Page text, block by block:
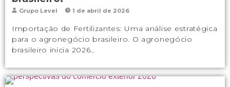
Grupo Level 1 de abril de 2026
Importação de Fertilizantes: Uma análise estratégica
para o agronegócio brasileiro. O agronegócio
brasileiro inicia 2026…